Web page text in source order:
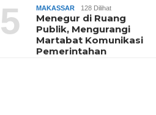
5 MAKASSAR 128 Dilihat
Menegur di Ruang
Publik, Mengurangi
Martabat Komunikasi
Pemerintahan